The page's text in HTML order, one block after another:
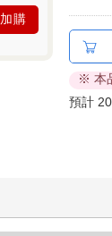
加購
※ 本
預計